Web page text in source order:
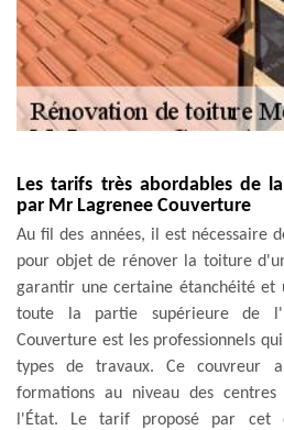
Les tarifs très abordables de
par Mr Lagrenee Couverture
Au fil des années, il est nécessaire
pour objet de rénover la toiture
garantir une certaine étanchéité et
toute la partie supérieure de
Couverture est les professionnels
types de travaux. Ce couvreur
formations au niveau des
l'État. Le tarif proposé par cet